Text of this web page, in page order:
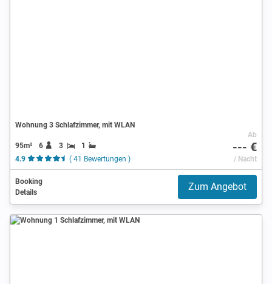
Wohnung 3 Schlafzimmer, mit WLAN
95m² 6 3
1
4.9
( 41 Bewertungen )
Ab
--- €
/ Nacht
Booking
Details
Zum Angebot